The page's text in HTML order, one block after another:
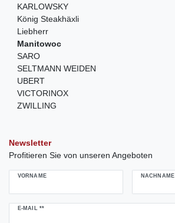
KARLOWSKY
König Steakhäxli
Liebherr
Manitowoc
SARO
SELTMANN WEIDEN
UBERT
VICTORINOX
ZWILLING
Newsletter
Profitieren Sie von unseren Angeboten
VORNAME NACHNAME
E-MAIL **
Newsletter